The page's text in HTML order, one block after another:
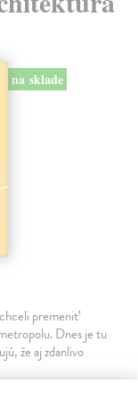
na sklade
premeniť
Dnes je tu
že aj zdanlivo